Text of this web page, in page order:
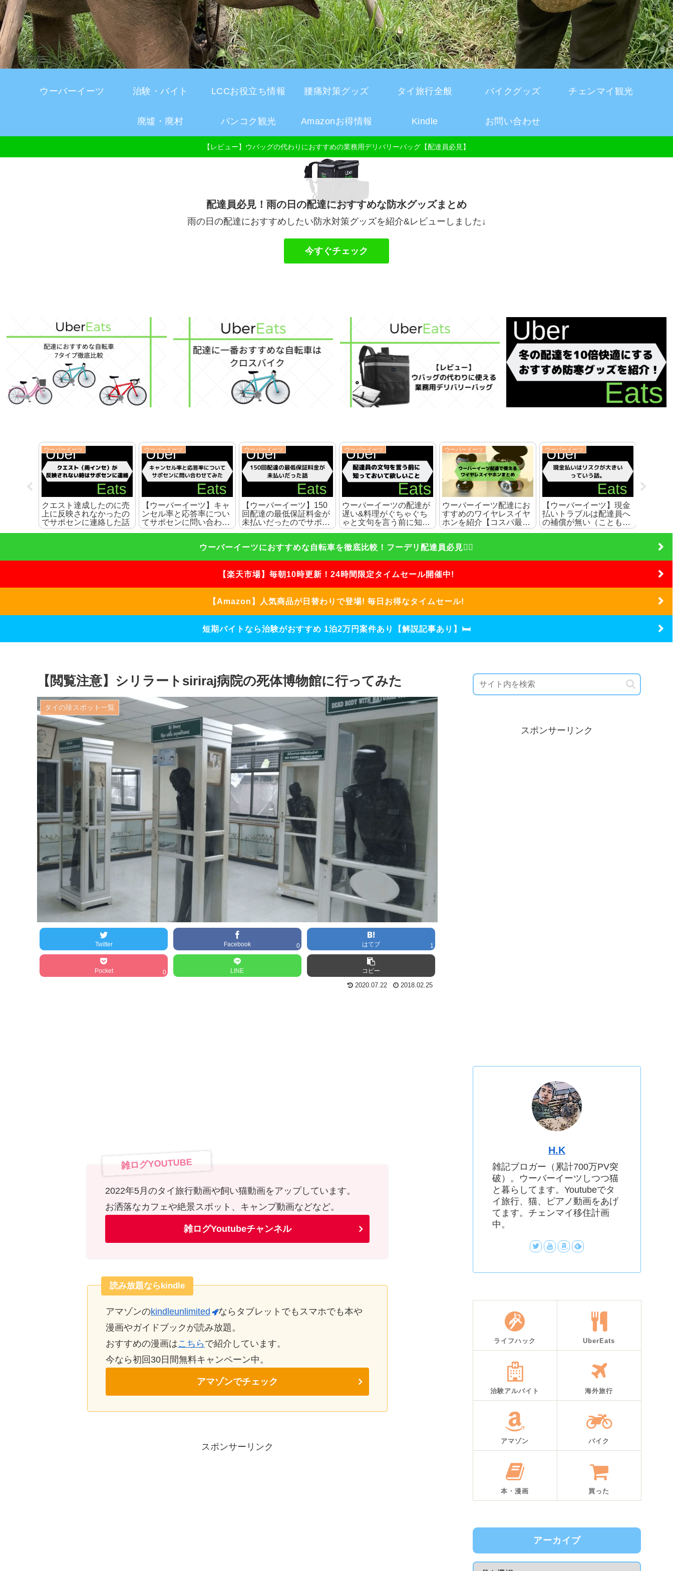
ウーバーイーツ 治験・バイト LCCお役立ち情報 腰痛対策グッズ タイ旅行全般 バイクグッズ チェンマイ観光
廃墟・廃村 バンコク観光 Amazonお得情報 Kindle お問い合わせ
【レビュー】ウバッグの代わりにおすすめの業務用デリバリーバッグ【配達員必見】
配達員必見！雨の日の配達におすすめな防水グッズまとめ
雨の日の配達におすすめしたい防水対策グッズを紹介&レビューしました↓
今すぐチェック
ウーバーイーツ
【デリバリー】雨の日の
配達を10倍快適にするお
すすめ雨対策グッズを紹
介
ウーバーイーツ
【ウーバーイーツ】暑い
夏の配達を10倍快適にす
る暑さ対策グッズを紹介
ウーバーイーツ
【ウーバーイーツ】私が
待機中の暇な時間にして
いることを10個紹介
ウーバーイーツ
【ウーバーイーツ】ピー
クなのに全然鳴らないの
でサポセンに連絡した話
ウーバーイーツ
【ウーバーイーツ】現金
払い設定が出来ない時は
サポートに連絡しよう
ウーバーイーツ
【スマホケース】完全防
水なら端末専用のものを
買うのがおすすめな理由
ウーバーイーツにおすすめな自転車を徹底比較！フーデリ配達員必見🚴‍♀️
【楽天市場】毎朝10時更新！24時間限定タイムセール開催中!
【Amazon】人気商品が日替わりで登場! 毎日お得なタイムセール!
短期バイトなら治験がおすすめ 1泊2万円案件あり【解説記事あり】🛏
【閲覧注意】シリラートsiriraj病院の死体博物館に行ってみた
タイの珍スポット一覧
Twitter Facebook 0 はてブ 1
Pocket 0 LINE コピー
2020.07.22 2018.02.25
雑ログYOUTUBE
2022年5月のタイ旅行動画や飼い猫動画をアップしています。
お洒落なカフェや絶景スポット、キャンプ動画などなど。
雑ログYoutubeチャンネル
読み放題ならkindle
アマゾンのkindleunlimited
ならタブレットでもスマホでも本や
漫画やガイドブックが読み放題。
おすすめの漫画はこちら で紹介しています。
今なら初回30日間無料キャンペーン中。
アマゾンでチェック
スポンサーリンク
スポンサーリンク
H.K
雑記ブロガー（累計700万PV突
破）。ウーバーイーツしつつ猫
と暮らしてます。Youtubeでタ
イ旅行、猫、ピアノ動画をあげ
てます。チェンマイ移住計画
中。
ライフハック UberEats
治験アルバイト 海外旅行
アマゾン バイク
本・漫画 買った
アーカイブ